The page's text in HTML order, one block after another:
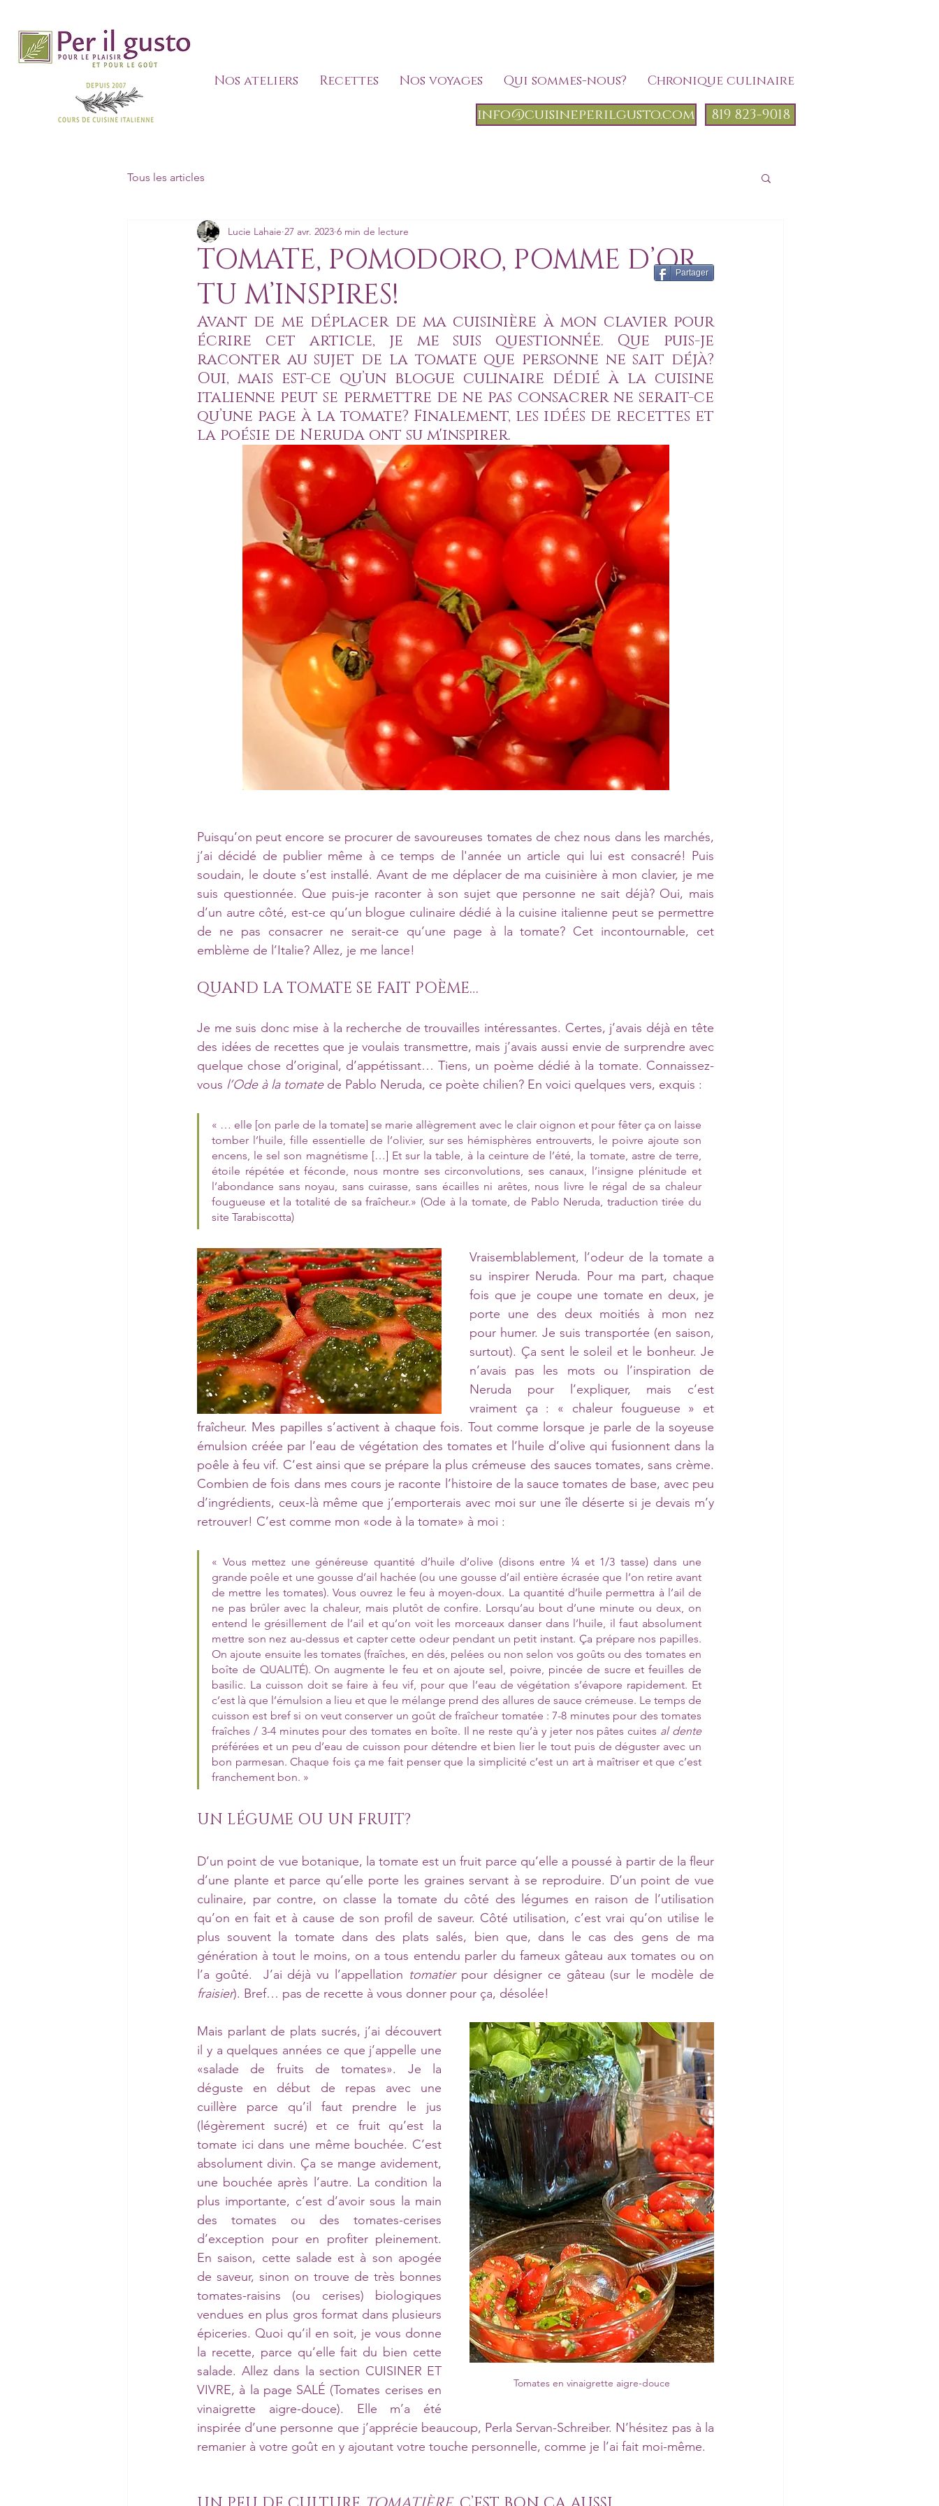
Nos ateliers Recettes Nos voyages Qui sommes-nous? Chronique culinaire
819 823-9018
info@cuisineperilgusto.com
Tous les articles
TOMATE, POMODORO, POMME D’OR,
TU M’INSPIRES!
Lucie Lahaie 27 avr. 2023 6 min de lecture
Avant de me déplacer de ma cuisinière à mon clavier pour
écrire cet article, je me suis questionnée. Que puis-je
raconter au sujet de la tomate que personne ne sait déjà?
Oui, mais est-ce qu’un blogue culinaire dédié à la cuisine
italienne peut se permettre de ne pas consacrer ne serait-ce
qu’une page à la tomate? Finalement, les idées de recettes et
la poésie de Neruda ont su m'inspirer.
Puisqu’on peut encore se procurer de savoureuses tomates de chez nous dans les marchés,
j’ai décidé de publier même à ce temps de l'année un article qui lui est consacré! Puis
soudain, le doute s’est installé. Avant de me déplacer de ma cuisinière à mon clavier, je me
suis questionnée. Que puis-je raconter à son sujet que personne ne sait déjà? Oui, mais
d’un autre côté, est-ce qu’un blogue culinaire dédié à la cuisine italienne peut se permettre
de ne pas consacrer ne serait-ce qu’une page à la tomate? Cet incontournable, cet
emblème de l’Italie? Allez, je me lance!
QUAND LA TOMATE SE FAIT POÈME…
Je me suis donc mise à la recherche de trouvailles intéressantes. Certes, j’avais déjà en tête
des idées de recettes que je voulais transmettre, mais j’avais aussi envie de surprendre avec
quelque chose d’original, d’appétissant… Tiens, un poème dédié à la tomate. Connaissez-
vous l’Ode à la tomate de Pablo Neruda, ce poète chilien? En voici quelques vers, exquis :
« … elle [on parle de la tomate] se marie allègrement avec le clair oignon et pour fêter ça on laisse
tomber l’huile, fille essentielle de l’olivier, sur ses hémisphères entrouverts, le poivre ajoute son
encens, le sel son magnétisme […] Et sur la table, à la ceinture de l’été, la tomate, astre de terre,
étoile répétée et féconde, nous montre ses circonvolutions, ses canaux, l’insigne plénitude et
l’abondance sans noyau, sans cuirasse, sans écailles ni arêtes, nous livre le régal de sa chaleur
fougueuse et la totalité de sa fraîcheur.» (Ode à la tomate, de Pablo Neruda, traduction tirée du
site Tarabiscotta)
Vraisemblablement, l’odeur de la tomate a
su inspirer Neruda. Pour ma part, chaque
fois que je coupe une tomate en deux, je
porte une des deux moitiés à mon nez
pour humer. Je suis transportée (en saison,
surtout). Ça sent le soleil et le bonheur. Je
n’avais pas les mots ou l’inspiration de
Neruda pour l’expliquer, mais c’est
vraiment ça : « chaleur fougueuse » et
fraîcheur. Mes papilles s’activent à chaque fois. Tout comme lorsque je parle de la soyeuse
émulsion créée par l’eau de végétation des tomates et l’huile d’olive qui fusionnent dans la
poêle à feu vif. C’est ainsi que se prépare la plus crémeuse des sauces tomates, sans crème.
Combien de fois dans mes cours je raconte l’histoire de la sauce tomates de base, avec peu
d’ingrédients, ceux-là même que j’emporterais avec moi sur une île déserte si je devais m’y
retrouver! C’est comme mon «ode à la tomate» à moi :
« Vous mettez une généreuse quantité d’huile d’olive (disons entre ¼ et 1/3 tasse) dans une
grande poêle et une gousse d’ail hachée (ou une gousse d’ail entière écrasée que l’on retire avant
de mettre les tomates). Vous ouvrez le feu à moyen-doux. La quantité d’huile permettra à l’ail de
ne pas brûler avec la chaleur, mais plutôt de confire. Lorsqu’au bout d’une minute ou deux, on
entend le grésillement de l’ail et qu’on voit les morceaux danser dans l’huile, il faut absolument
mettre son nez au-dessus et capter cette odeur pendant un petit instant. Ça prépare nos papilles.
On ajoute ensuite les tomates (fraîches, en dés, pelées ou non selon vos goûts ou des tomates en
boîte de QUALITÉ). On augmente le feu et on ajoute sel, poivre, pincée de sucre et feuilles de
basilic. La cuisson doit se faire à feu vif, pour que l’eau de végétation s’évapore rapidement. Et
c’est là que l’émulsion a lieu et que le mélange prend des allures de sauce crémeuse. Le temps de
cuisson est bref si on veut conserver un goût de fraîcheur tomatée : 7-8 minutes pour des tomates
fraîches / 3-4 minutes pour des tomates en boîte. Il ne reste qu’à y jeter nos pâtes cuites
préférées et un peu d’eau de cuisson pour détendre et bien lier le tout puis de déguster avec un
bon parmesan. Chaque fois ça me fait penser que la simplicité c’est un art à maîtriser et que c’est
franchement bon. »
UN LÉGUME OU UN FRUIT?
D’un point de vue botanique, la tomate est un fruit parce qu’elle a poussé à partir de la fleur
d’une plante et parce qu’elle porte les graines servant à se reproduire. D’un point de vue
culinaire, par contre, on classe la tomate du côté des légumes en raison de l’utilisation
qu’on en fait et à cause de son profil de saveur. Côté utilisation, c’est vrai qu’on utilise le
plus souvent la tomate dans des plats salés, bien que, dans le cas des gens de ma
génération à tout le moins, on a tous entendu parler du fameux gâteau aux tomates ou on
l’a goûté.  J’ai déjà vu l’appellation tomatier
fraisier). Bref… pas de recette à vous donner pour ça, désolée!
Tomates en vinaigrette aigre-douce
Mais parlant de plats sucrés, j’ai découvert
il y a quelques années ce que j’appelle une
«salade de fruits de tomates». Je la
déguste en début de repas avec une
cuillère parce qu’il faut prendre le jus
(légèrement sucré) et ce fruit qu’est la
tomate ici dans une même bouchée. C’est
absolument divin. Ça se mange avidement,
une bouchée après l’autre. La condition la
plus importante, c’est d’avoir sous la main
des tomates ou des tomates-cerises
d’exception pour en profiter pleinement.
En saison, cette salade est à son apogée
de saveur, sinon on trouve de très bonnes
tomates-raisins (ou cerises) biologiques
vendues en plus gros format dans plusieurs
épiceries. Quoi qu’il en soit, je vous donne
la recette, parce qu’elle fait du bien cette
salade. Allez dans la section CUISINER ET
VIVRE, à la page SALÉ (Tomates cerises en
vinaigrette aigre-douce). Elle m’a été
inspirée d’une personne que j’apprécie beaucoup, Perla Servan-Schreiber. N’hésitez pas à la
remanier à votre goût en y ajoutant votre touche personnelle, comme je l’ai fait moi-même.
Partager